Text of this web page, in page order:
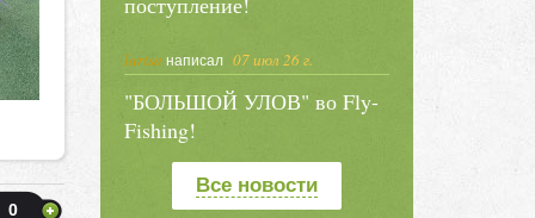
0
larisa написал 07 июл 26 г.
"БОЛЬШОЙ УЛОВ" во Fly-
Fishing!
Все новости